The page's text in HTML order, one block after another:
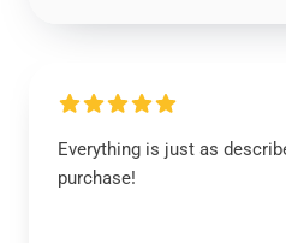
Everything is just as
purchase!